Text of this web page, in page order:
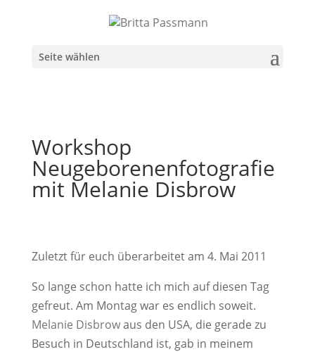
Seite wählen
Workshop
Neugeborenenfotografie
mit Melanie Disbrow
Zuletzt für euch überarbeitet am 4. Mai 2011
So lange schon hatte ich mich auf diesen Tag
gefreut. Am Montag war es endlich soweit.
Melanie Disbrowaus den USA, die gerade zu
Besuch in Deutschland ist, gab in meinem